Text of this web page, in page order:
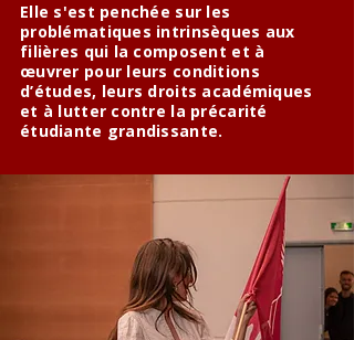
Elle s'est penchée sur les
problématiques intrinsèques aux
filières qui la composent et à
œuvrer pour leurs conditions
d’études, leurs droits académiques
et à lutter contre la précarité
étudiante grandissante.